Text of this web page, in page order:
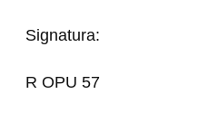
Signatura:
R OPU 57